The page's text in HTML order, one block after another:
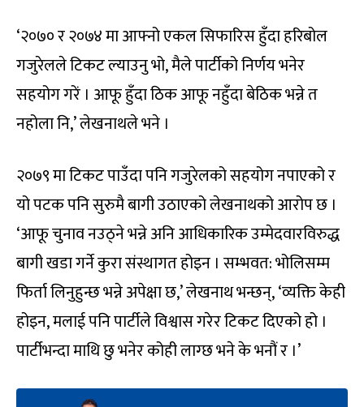
‘२०७० र २०७४ मा आफ्नो एकल सिफारिस हुँदा हरिबोल
गजुरेलले टिकट ल्याउनु भो, मैले पार्टीको निर्णय भनेर
सहयोग गरें । आफू हुँदा ठिक आफू नहुँदा बेठिक भन्ने त
नहोला नि,’ लेखनाथले भने ।
२०७९ मा टिकट पाउँदा पनि गजुरेलको सहयोग नपाएको र
यो पटक पनि सुरुमै बागी उठाएको लेखनाथको आरोप छ ।
‘आफू चुनाव नउठ्ने भन्ने अनि आधिकारिक उम्मेदवारविरुद्ध
बागी खडा गर्ने कुरा संस्थागत होइन । सम्भवत: भोलिसम्म
फिर्ता लिनुहुन्छ भन्ने अपेक्षा छ,’ लेखनाथ भन्छन्, ‘व्यक्ति केही
होइन, मलाई पनि पार्टीले विश्वास गरेर टिकट दिएको हो ।
पार्टीभन्दा माथि छु भनेर कोही लाग्छ भने के भनौं र ।’